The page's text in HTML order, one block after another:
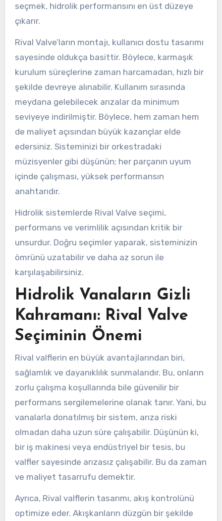
seçmek, hidrolik performansını en üst düzeye
çıkarır.
Rival Valve’ların montajı, kullanıcı dostu tasarımı
sayesinde oldukça basittir. Böylece, karmaşık
kurulum süreçlerine zaman harcamadan, hızlı bir
şekilde devreye alınabilir. Kullanım sırasında
meydana gelebilecek arızalar da minimum
seviyeye indirilmiştir. Böylece, hem zaman hem
de maliyet açısından büyük kazançlar elde
edersiniz. Sisteminizi bir orkestradaki
müzisyenler gibi düşünün; her parçanın uyum
içinde çalışması, yüksek performansın
anahtarıdır.
Hidrolik sistemlerde Rival Valve seçimi,
performans ve verimlilik açısından kritik bir
unsurdur. Doğru seçimler yaparak, sisteminizin
ömrünü uzatabilir ve daha az sorun ile
karşılaşabilirsiniz.
Hidrolik Vanaların Gizli
Kahramanı: Rival Valve
Seçiminin Önemi
Rival valflerin en büyük avantajlarından biri,
sağlamlık ve dayanıklılık sunmalarıdır. Bu, onların
zorlu çalışma koşullarında bile güvenilir bir
performans sergilemelerine olanak tanır. Yani, bu
vanalarla donatılmış bir sistem, arıza riski
olmadan daha uzun süre çalışabilir. Düşünün ki,
bir iş makinesi veya endüstriyel bir tesis, bu
valfler sayesinde arızasız çalışabilir. Bu da zaman
ve maliyet tasarrufu demektir.
Ayrıca, Rival valflerin tasarımı, akış kontrolünü
optimize eder. Akışkanların düzgün bir şekilde